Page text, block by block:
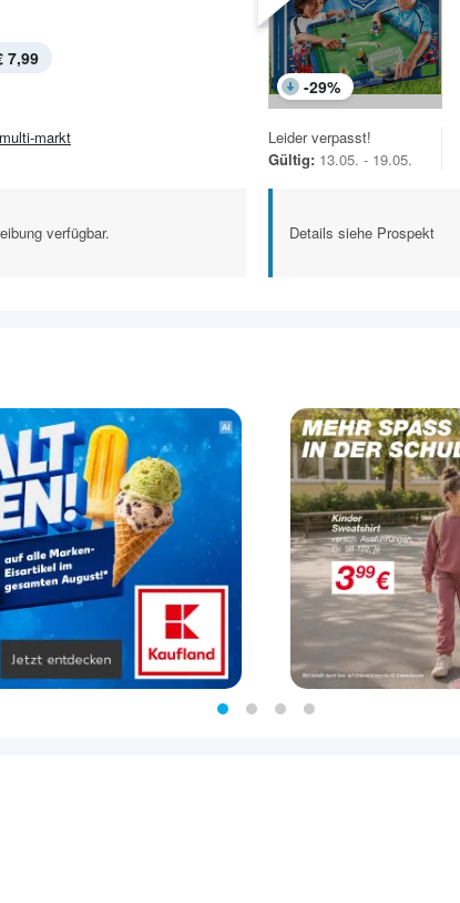
7,99
multi-markt
verfügbar.
-29%
Leider verpasst!
Gültig: 13.05. - 19.05.
Details siehe Prospekt